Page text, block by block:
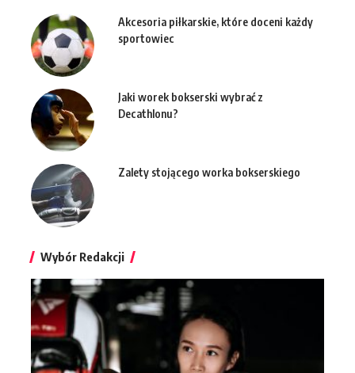
Akcesoria piłkarskie, które doceni każdy
sportowiec
Jaki worek bokserski wybrać z
Decathlonu?
Zalety stojącego worka bokserskiego
Wybór Redakcji